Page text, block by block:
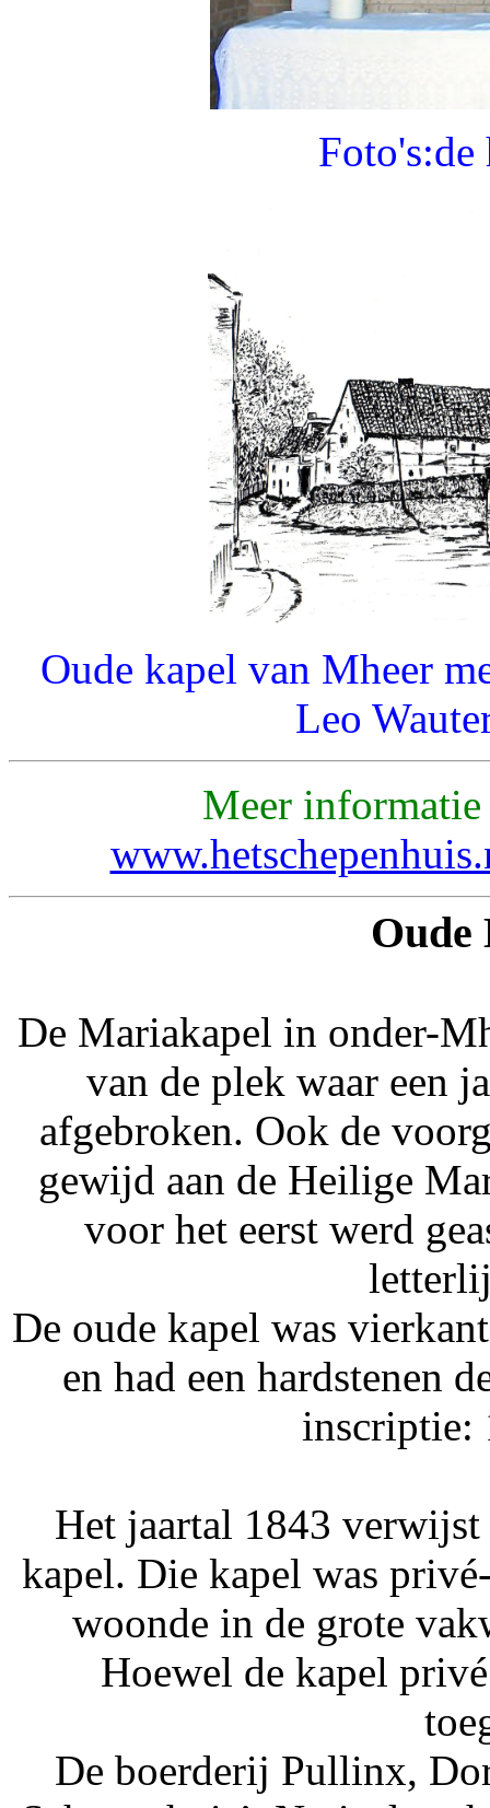
Foto's:de
Oude kapel van Mheer
Leo
Meer
Oude
De Mariakapel in onder-
van de plek waar een
afgebroken. Ook de
gewijd aan de Heilige
voor het eerst werd
De oude kapel was
en had een hardstenen
inscriptie:
Het jaartal 1843 verwijst
kapel. Die kapel was
woonde in de grote
Hoewel de kapel
De boerderij Pullinx,